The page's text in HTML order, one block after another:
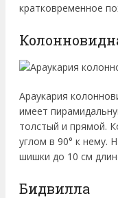
кратковременное
Араукария
имеет
толстый и прямой.
углом в 90° к нему.
шишки до 10 см
Бидвилла